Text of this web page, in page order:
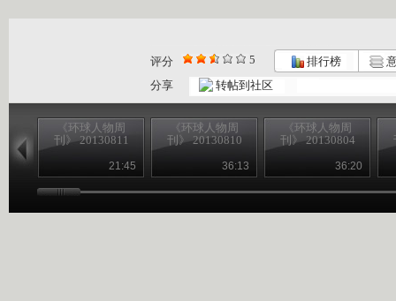
评分 5 排行榜
分享
转帖到社区
《环球人物周
刊》 20130811
21:45
《环球人物周
刊》 20130810
36:13
《环球人物周
刊》 20130804
36:20